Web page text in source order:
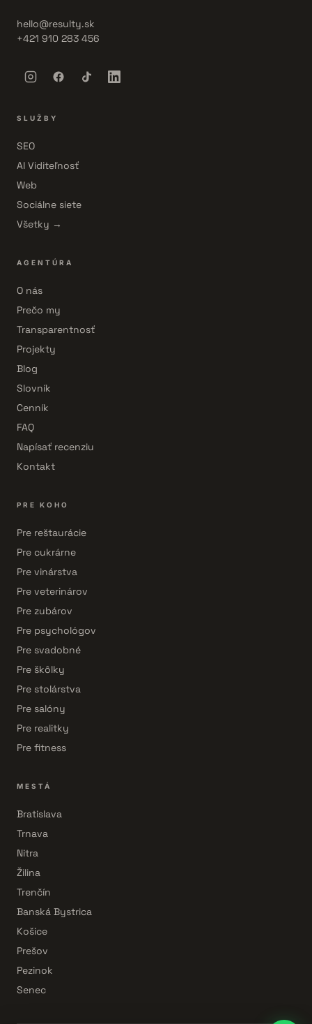
hello@resulty.sk
+421 910 283 456
SLUŽBY
SEO
AI Viditeľnosť
Web
Sociálne siete
Všetky →
AGENTÚRA
O nás
Prečo my
Transparentnosť
Projekty
Blog
Slovník
Cenník
FAQ
Napísať recenziu
Kontakt
PRE KOHO
Pre reštaurácie
Pre cukrárne
Pre vinárstva
Pre veterinárov
Pre zubárov
Pre psychológov
Pre svadobné
Pre škôlky
Pre stolárstva
Pre salóny
Pre realitky
Pre fitness
MESTÁ
Bratislava
Trnava
Nitra
Žilina
Trenčín
Banská Bystrica
Košice
Prešov
Pezinok
Senec